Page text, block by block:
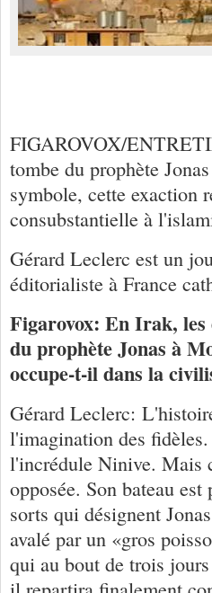
FIGAROVOX/
tombe du prophète
symbole, cette exaction
consubstantielle à
Gérard Leclerc est un
éditorialiste à France
Figarovox: En Irak,
du prophète Jonas à
occupe-t-il dans la
Gérard Leclerc:
l'imagination des
l'incrédule Ninive. Mais
opposée. Son bateau
sorts qui désignent
avalé par un «gros
qui au bout de trois